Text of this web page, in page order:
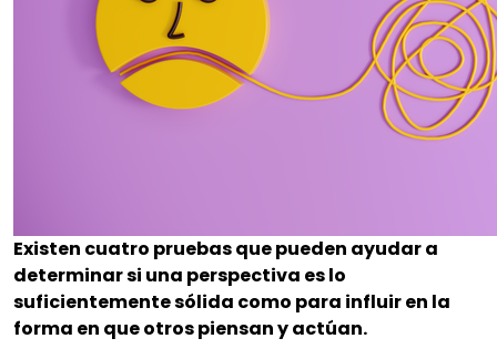
Existen cuatro pruebas que pueden ayudar a
determinar si una perspectiva es lo
suficientemente sólida como para influir en la
forma en que otros piensan y actúan.